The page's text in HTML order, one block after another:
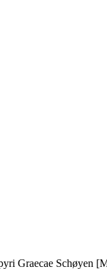
Graecae Schøyen